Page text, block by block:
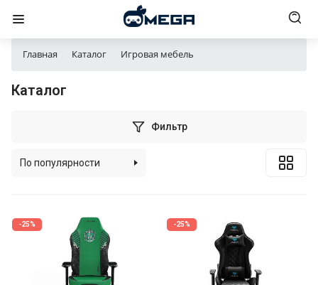
Главная Каталог Игровая мебель
Каталог
Фильтр
По популярности
По цене (возрастанию)
По цене (убыванию)
-25% -25%